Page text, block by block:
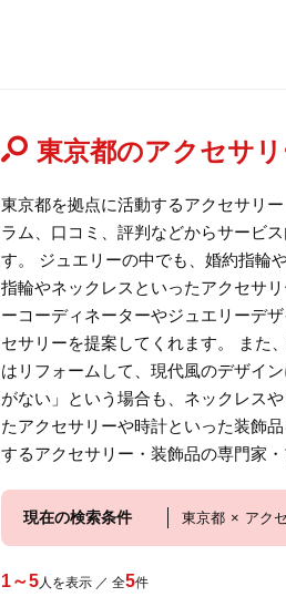
東京都のアクセサ
東京都を拠点に活動するアクセサリ
ラム、口コミ、評判などからサービ
す。 ジュエリーの中でも、婚約指輪
指輪やネックレスといったアクセサ
ーコーディネーターやジュエリーデ
セサリーを提案してくれます。 また
はリフォームして、現代風のデザイ
がない」という場合も、ネックレス
たアクセサリーや時計といった装飾
するアクセサリー・装飾品の専門家
現在の検索条件 東京都 × アク
1～5人を表示 ／ 全5件